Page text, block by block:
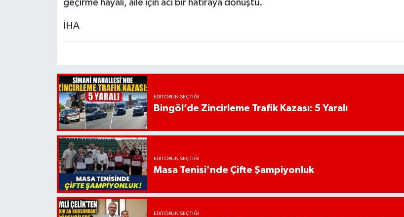
geçirme hayali, aile için acı bir hatıraya dönüştü.
İHA
EDITÖRÜN SEÇTIĞI
Bingöl’de Zincirleme Trafik Kazası: 5 Yaralı
EDITÖRÜN SEÇTIĞI
Masa Tenisi'nde Çifte Şampiyonluk
EDITÖRÜN SEÇTIĞI